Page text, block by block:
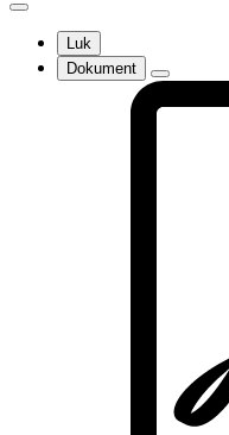
Luk
Dokument